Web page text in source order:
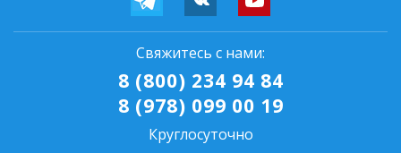
Свяжитесь с нами:
8 (800) 234 94 84
8 (978) 099 00 19
Круглосуточно